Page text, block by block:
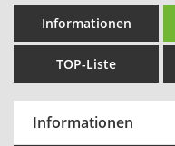
Informationen
TOP-Liste
Informationen